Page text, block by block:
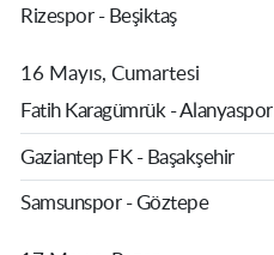
Rizespor - Beşiktaş
16 Mayıs, Cumartesi
Fatih Karagümrük - Alanyaspor
Gaziantep FK - Başakşehir
Samsunspor - Göztepe